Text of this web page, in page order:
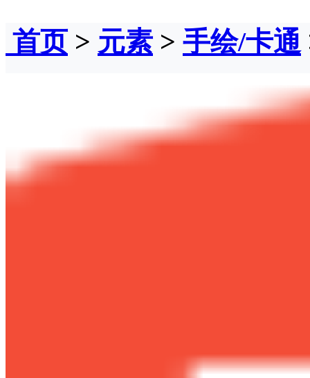
首页> 元素 > 手绘/卡通